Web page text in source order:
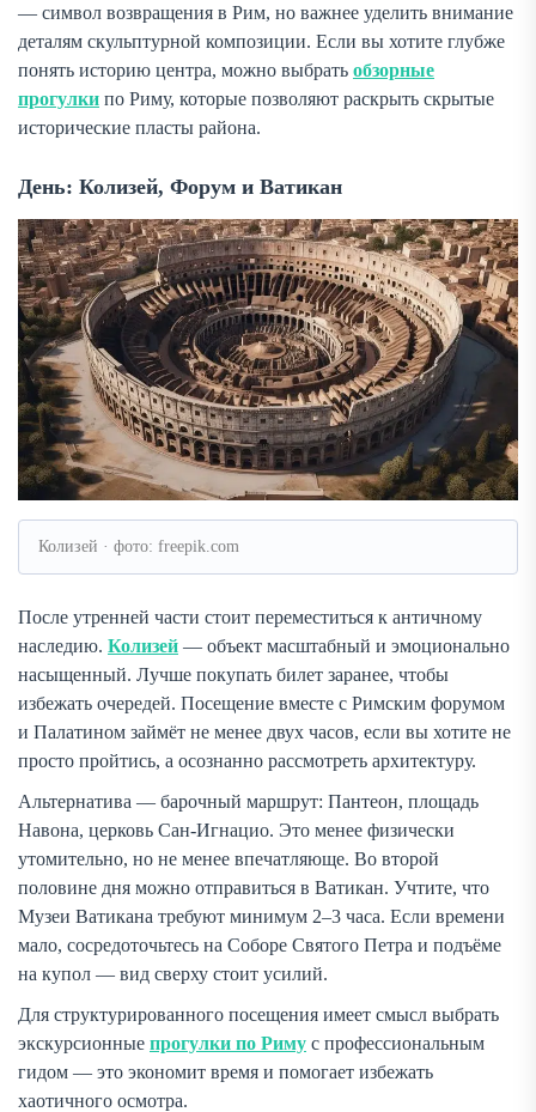
— символ возвращения в Рим, но важнее уделить внимание
деталям скульптурной композиции. Если вы хотите глубже
понять историю центра, можно выбрать обзорные
прогулки по Риму, которые позволяют раскрыть скрытые
исторические пласты района.
День: Колизей, Форум и Ватикан
Колизей · фото: freepik.com
После утренней части стоит переместиться к античному
наследию. Колизей — объект масштабный и эмоционально
насыщенный. Лучше покупать билет заранее, чтобы
избежать очередей. Посещение вместе с Римским форумом
и Палатином займёт не менее двух часов, если вы хотите не
просто пройтись, а осознанно рассмотреть архитектуру.
Альтернатива — барочный маршрут: Пантеон, площадь
Навона, церковь Сан-Игнацио. Это менее физически
утомительно, но не менее впечатляюще. Во второй
половине дня можно отправиться в Ватикан. Учтите, что
Музеи Ватикана требуют минимум 2–3 часа. Если времени
мало, сосредоточьтесь на Соборе Святого Петра и подъёме
на купол — вид сверху стоит усилий.
Для структурированного посещения имеет смысл выбрать
экскурсионные прогулки по Риму с профессиональным
гидом — это экономит время и помогает избежать
хаотичного осмотра.